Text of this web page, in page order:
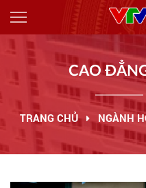
Giới thiệu
Tin tức
Tuyển sinh
70 NĂM VTVCOLLEGE
Ngành học
Công khai
CAO
TRANG CHỦ NGÀNH